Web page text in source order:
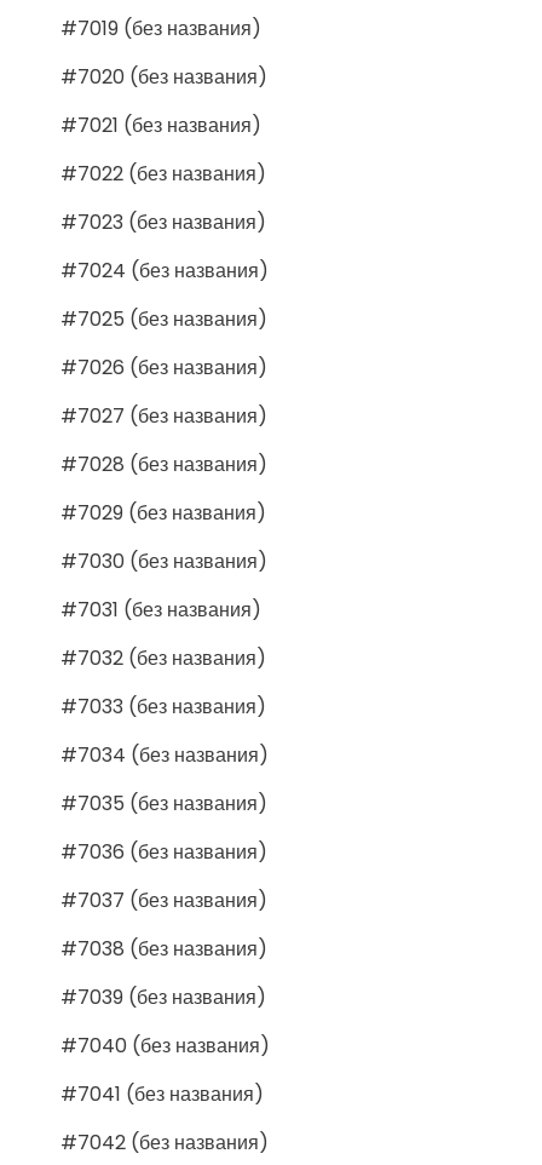
#7019 (без названия)
#7020 (без названия)
#7021 (без названия)
#7022 (без названия)
#7023 (без названия)
#7024 (без названия)
#7025 (без названия)
#7026 (без названия)
#7027 (без названия)
#7028 (без названия)
#7029 (без названия)
#7030 (без названия)
#7031 (без названия)
#7032 (без названия)
#7033 (без названия)
#7034 (без названия)
#7035 (без названия)
#7036 (без названия)
#7037 (без названия)
#7038 (без названия)
#7039 (без названия)
#7040 (без названия)
#7041 (без названия)
#7042 (без названия)